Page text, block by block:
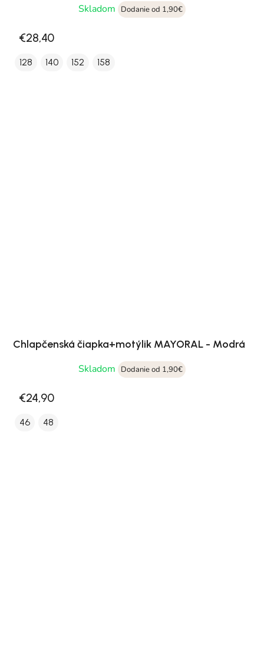
Skladom
Dodanie od 1,90€
€28,40
128 140 152 158
Chlapčenská čiapka+motýlik MAYORAL - Modrá
Skladom
Dodanie od 1,90€
€24,90
46 48